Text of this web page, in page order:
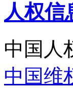
人权信
中国人
中国维